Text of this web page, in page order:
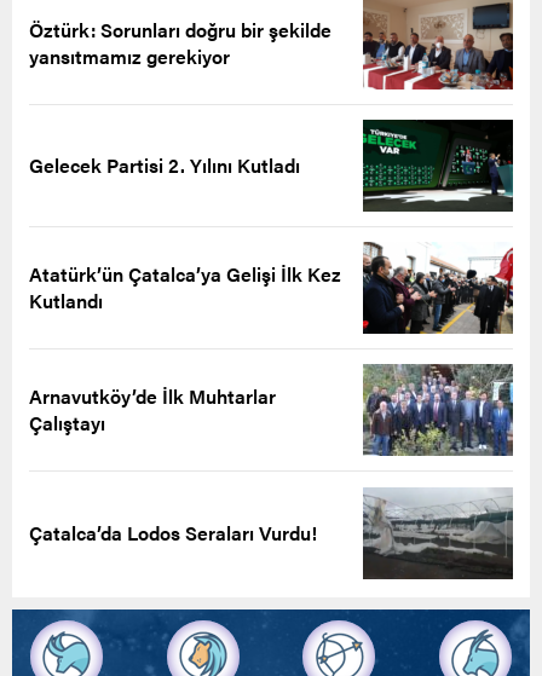
Öztürk: Sorunları doğru bir şekilde
yansıtmamız gerekiyor
Gelecek Partisi 2. Yılını Kutladı
Atatürk’ün Çatalca’ya Gelişi İlk Kez
Kutlandı
Arnavutköy’de İlk Muhtarlar
Çalıştayı
Çatalca’da Lodos Seraları Vurdu!